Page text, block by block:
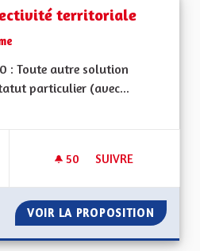
territoriale
: Toute autre solution
particulier (avec...
catégorie : Autres
50 50 ABONNÉS
SUIVRE
VOIR LA PROPOSITION QUEL